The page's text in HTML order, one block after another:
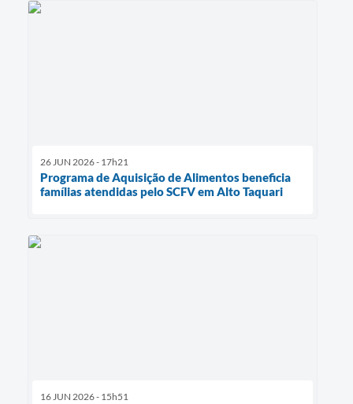
26 JUN 2026 - 17h21
Programa de Aquisição de Alimentos beneficia
famílias atendidas pelo SCFV em Alto Taquari
16 JUN 2026 - 15h51